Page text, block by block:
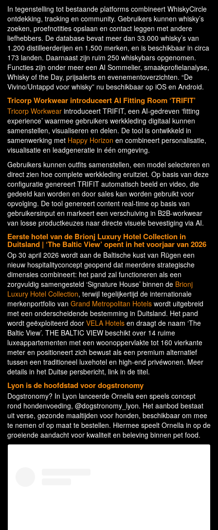
In tegenstelling tot bestaande platforms combineert WhiskyCircle
ontdekking, tracking en community. Gebruikers kunnen whisky’s
zoeken, proefnotities opslaan en contact leggen met andere
liefhebbers. De database bevat meer dan 33.000 whisky’s van
1.200 distilleerderijen en 1.500 merken, en is beschikbaar in circa
173 landen. Daarnaast zijn ruim 250 whiskybars opgenomen.
Functies zijn onder meer een AI Sommelier, smaakprofielanalyse,
Whisky of the Day, prijsalerts en evenementoverzichten. “De
Vivino/Untappd voor whisky” nu beschikbaar op iOS en Android.
Tricorp Workwear introduceert AI Fitting Room ‘TRIFIT’
Tricorp Workwear introduceert TRIFIT, een AI-gedreven ‘fitting
experience’ waarmee gebruikers werkkleding digitaal kunnen
samenstellen, visualiseren en delen. De tool is ontwikkeld in
samenwerking met Happy Horizon en combineert personalisatie,
visualisatie en leadgeneratie in één omgeving.
Gebruikers kunnen outfits samenstellen, een model selecteren en
direct zien hoe complete werkkleding eruitziet. Op basis van deze
configuratie genereert TRIFIT automatisch beeld en video, die
gedeeld kan worden en door sales kan worden gebruikt voor
opvolging. De tool genereert content real-time op basis van
gebruikersinput en markeert een verschuiving in B2B-workwear
van losse productkeuzes naar directe visuele bevestiging via AI.
Eerste hotel van de Brionj Luxury Hotel Collection in
Duitsland | ‘The Baltic View’ opent in het voorjaar van 2026
Op 30 april 2026 wordt aan de Baltische kust van Rügen een
nieuw hospitalityconcept geopend dat meerdere strategische
dimensies combineert: het pand zal functioneren als een
zorgvuldig samengesteld ‘Signature House’ binnen de Brionj
Luxury Hotel Collection, terwijl tegelijkertijd de internationale
merkenportfolio van Grand Metropolitan Hotels wordt uitgebreid
met een onderscheidende bestemming in Duitsland. Het pand
wordt geëxploiteerd door VELA Hotels en draagt de naam ‘The
Baltic View’. THE BALTIC VIEW beschikt over 14 ruime
luxeappartementen met een woonoppervlakte tot 160 vierkante
meter en positioneert zich bewust als een premium alternatief
tussen een traditioneel luxehotel en high-end privéwonen. Meer
details in het Duitse persbericht, link in de titel.
Lyon is de hoofdstad voor dogstronomy
Dogstronomy? In Lyon lanceerde Ornella een speels concept
rond hondenvoeding, @dogstronomy_lyon. Het aanbod bestaat
uit verse, gezonde maaltijden voor honden, beschikbaar om mee
te nemen of op maat te bestellen. Hiermee speelt Ornella in op de
groeiende aandacht voor kwaliteit en beleving binnen pet food.